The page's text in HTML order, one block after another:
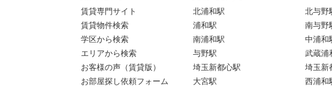
賃貸専門サイト
賃貸物件検索
学区から検索
エリアから検索
お客様の声（賃貸版）
お部屋探し依頼フォーム
北浦和駅
浦和駅
南浦和駅
与野駅
埼玉新都心駅
大宮駅
北与野
南与野
中浦和
武蔵浦
埼玉新
西浦和